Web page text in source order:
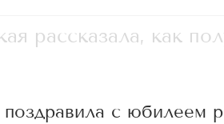
рассказала, как
поздравила с юбилеем